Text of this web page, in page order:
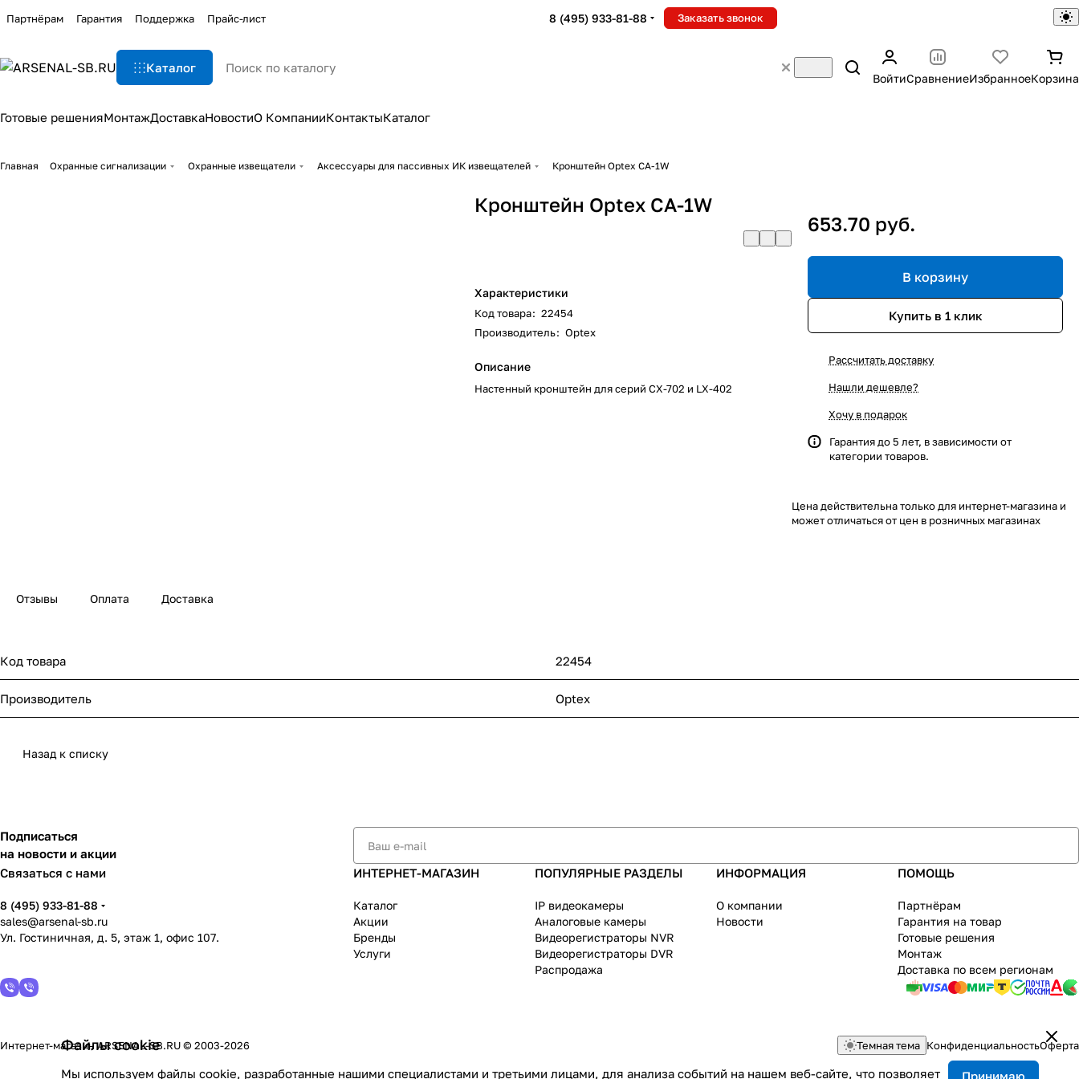
Партнёрам Гарантия Поддержка Прайс-лист 8 (495) 933-81-88 Заказать звонок
Каталог
ВойтиСравнениеИзбранноеКорзина
Готовые решенияМонтажДоставкаНовостиО КомпанииКонтактыКаталог
Главная Охранные сигнализации Охранные извещатели Аксессуары для пассивных ИК извещателей Кронштейн Optex CA-1W
Кронштейн Optex CA-1W
Характеристики
Код товара: 22454
Производитель: Optex
Описание
Настенный кронштейн для серий CX-702 и LX-402
653.70 руб.
В корзину
Купить в 1 клик
Рассчитать доставку
Нашли дешевле?
Хочу в подарок
Гарантия до 5 лет, в зависимости от
категории товаров.
Цена действительна только для интернет-магазина и
может отличаться от цен в розничных магазинах
Отзывы Оплата Доставка
Код товара 22454
Производитель Optex
Назад к списку
Подписаться
на новости и акции
Связаться с нами
8 (495) 933-81-88
sales@arsenal-sb.ru
Ул. Гостиничная, д. 5, этаж 1, офис 107.
ИНТЕРНЕТ-МАГАЗИН
Каталог
Акции
Бренды
Услуги
ПОПУЛЯРНЫЕ РАЗДЕЛЫ
IP видеокамеры
Аналоговые камеры
Видеорегистраторы NVR
Видеорегистраторы DVR
Распродажа
ИНФОРМАЦИЯ
О компании
Новости
ПОМОЩЬ
Партнёрам
Гарантия на товар
Готовые решения
Монтаж
Доставка по всем регионам
Интернет-магазин ARSENAL-SB.RU © 2003-2026 Темная тема КонфиденциальностьОферта
Файлы cookie
Мы используем файлы cookie, разработанные нашими специалистами и третьими лицами, для анализа событий на нашем веб-сайте, что позволяет Принимаю